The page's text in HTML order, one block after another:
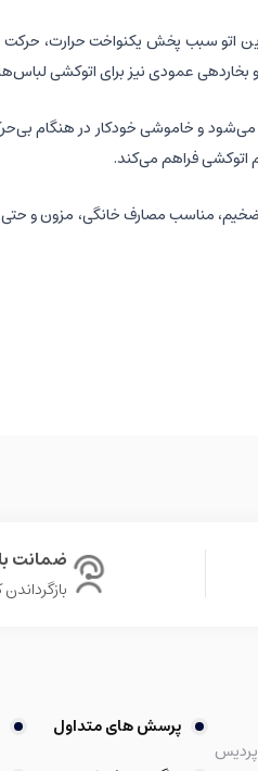
عمودی نیز برای اتوکشی
و خاموشی خودکار در هنگام
اتوکشی فراهم می‌کند.
ضخیم، مناسب مصارف خانگی، مزون و
ضمانت
بازگرداندن
پردیس
پرسش های متداول